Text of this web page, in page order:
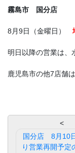
霧島市 国分店
8月9日（金曜日）
明日以降の営業は、
鹿児島市の他7店舗
国分店 8月10
り営業再開予定